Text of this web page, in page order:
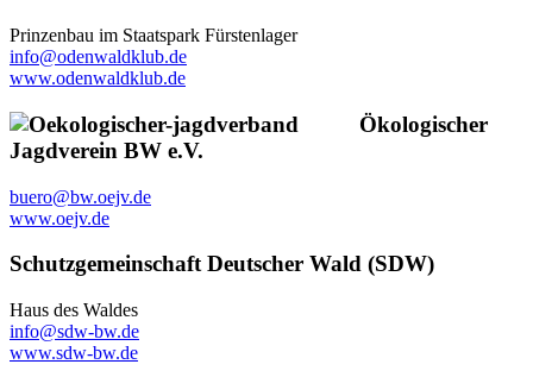
Prinzenbau im Staatspark Fürstenlager
info@odenwaldklub.de
www.odenwaldklub.de
Ökologischer
Jagdverein BW e.V.
buero@bw.oejv.de
www.oejv.de
Schutzgemeinschaft Deutscher Wald (SDW)
Haus des Waldes
info@sdw-bw.de
www.sdw-bw.de